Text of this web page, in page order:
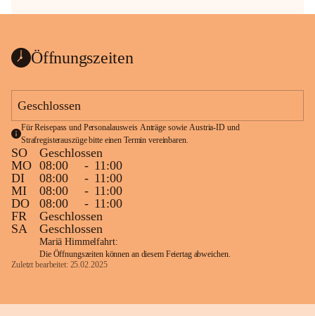
Öffnungszeiten
Geschlossen
Für Reisepass und Personalausweis Anträge sowie Austria-ID und
Strafregisterauszüge bitte einen Termin vereinbaren.
SO
Geschlossen
MO 08:00 - 11:00
DI
08:00 - 11:00
MI
08:00 - 11:00
DO
08:00 - 11:00
FR
Geschlossen
SA
Geschlossen
Mariä Himmelfahrt:
Die Öffnungszeiten können an diesem Feiertag abweichen.
Zuletzt bearbeitet: 25.02.2025